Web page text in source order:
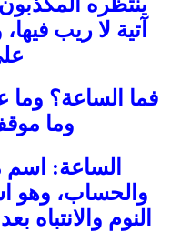
آتية لا ريب
فما الساعة؟ وما
وما
الساعة: اسم
والحساب، وهو
النوم والانتباه